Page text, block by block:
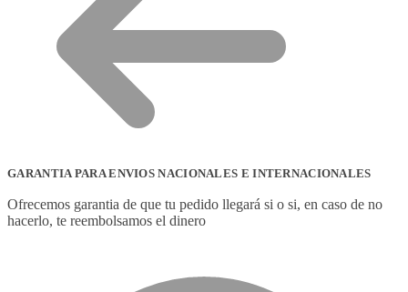
GARANTIA PARA ENVIOS NACIONALES E INTERNACIONALES
Ofrecemos garantia de que tu pedido llegará si o si, en caso de no
hacerlo, te reembolsamos el dinero